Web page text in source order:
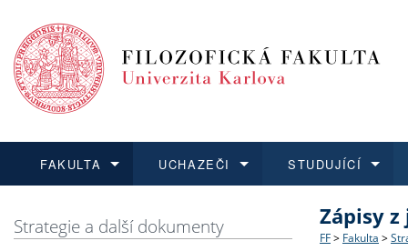
FAKULTA
Struktura
UCHAZEČI
Co
STUDUJÍCÍ
O vědě a
Aktuální
Strategie a další dokumenty Zápisy
FF > Fakulta >